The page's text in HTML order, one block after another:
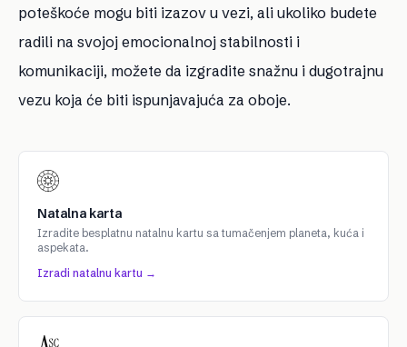
poteškoće mogu biti izazov u vezi, ali ukoliko budete
radili na svojoj emocionalnoj stabilnosti i
komunikaciji, možete da izgradite snažnu i dugotrajnu
vezu koja će biti ispunjavajuća za oboje.
Natalna karta
Izradite besplatnu natalnu kartu sa tumačenjem planeta, kuća i
aspekata.
Izradi natalnu kartu →